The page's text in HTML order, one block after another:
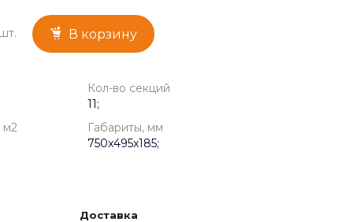
шт. В корзину
Кол-во секций
11;
м2
Габариты, мм
750x495x185;
Доставка